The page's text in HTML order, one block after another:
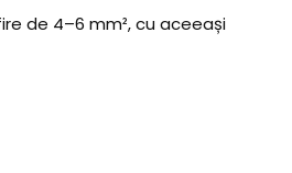
de 4–6 mm², cu aceeași